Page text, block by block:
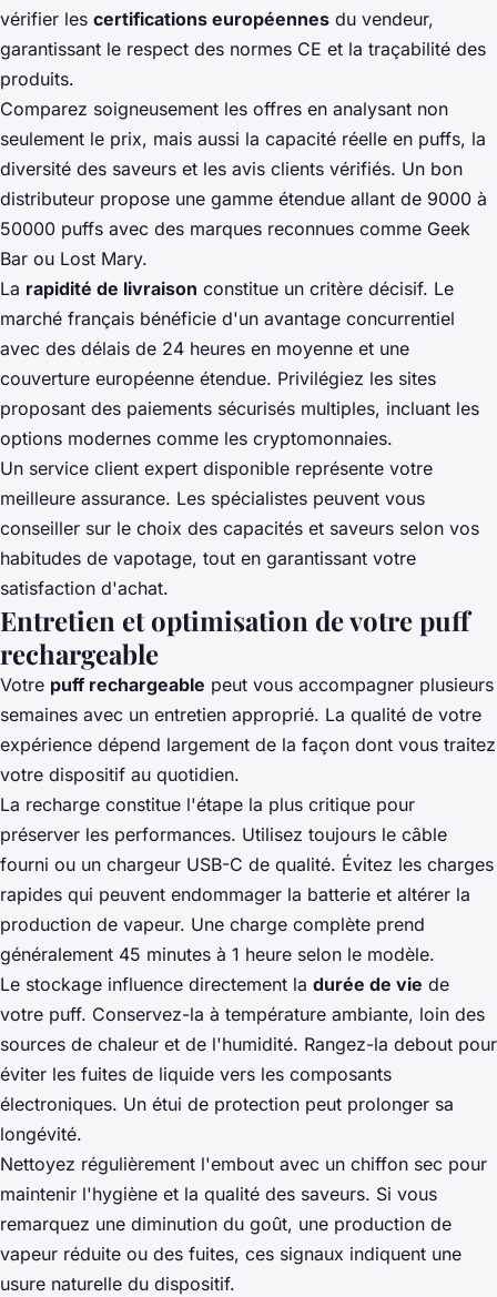
vérifier les certifications européennes du vendeur,
garantissant le respect des normes CE et la traçabilité des
produits.
Comparez soigneusement les offres en analysant non
seulement le prix, mais aussi la capacité réelle en puffs, la
diversité des saveurs et les avis clients vérifiés. Un bon
distributeur propose une gamme étendue allant de 9000 à
50000 puffs avec des marques reconnues comme Geek
Bar ou Lost Mary.
La rapidité de livraison constitue un critère décisif. Le
marché français bénéficie d'un avantage concurrentiel
avec des délais de 24 heures en moyenne et une
couverture européenne étendue. Privilégiez les sites
proposant des paiements sécurisés multiples, incluant les
options modernes comme les cryptomonnaies.
Un service client expert disponible représente votre
meilleure assurance. Les spécialistes peuvent vous
conseiller sur le choix des capacités et saveurs selon vos
habitudes de vapotage, tout en garantissant votre
satisfaction d'achat.
Entretien et optimisation de votre puff
rechargeable
Votre puff rechargeable peut vous accompagner plusieurs
semaines avec un entretien approprié. La qualité de votre
expérience dépend largement de la façon dont vous traitez
votre dispositif au quotidien.
La recharge constitue l'étape la plus critique pour
préserver les performances. Utilisez toujours le câble
fourni ou un chargeur USB-C de qualité. Évitez les charges
rapides qui peuvent endommager la batterie et altérer la
production de vapeur. Une charge complète prend
généralement 45 minutes à 1 heure selon le modèle.
Le stockage influence directement la durée de vie de
votre puff. Conservez-la à température ambiante, loin des
sources de chaleur et de l'humidité. Rangez-la debout pour
éviter les fuites de liquide vers les composants
électroniques. Un étui de protection peut prolonger sa
longévité.
Nettoyez régulièrement l'embout avec un chiffon sec pour
maintenir l'hygiène et la qualité des saveurs. Si vous
remarquez une diminution du goût, une production de
vapeur réduite ou des fuites, ces signaux indiquent une
usure naturelle du dispositif.